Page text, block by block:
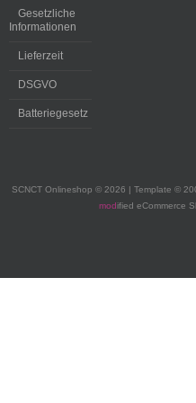
Gesetzliche
Informationen
Lieferzeit
DSGVO
Batteriegesetz
SCNCT Onlineshop © 2026 | Template ©
modified eCommerce